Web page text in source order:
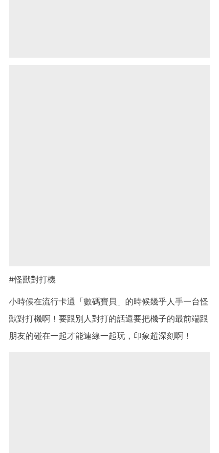
#怪獸對打機
小時候在流行卡通「數碼寶貝」的時候幾乎人手一台怪
獸對打機啊！要跟別人對打的話還要把機子的最前端跟
朋友的碰在一起才能連線一起玩，印象超深刻啊！